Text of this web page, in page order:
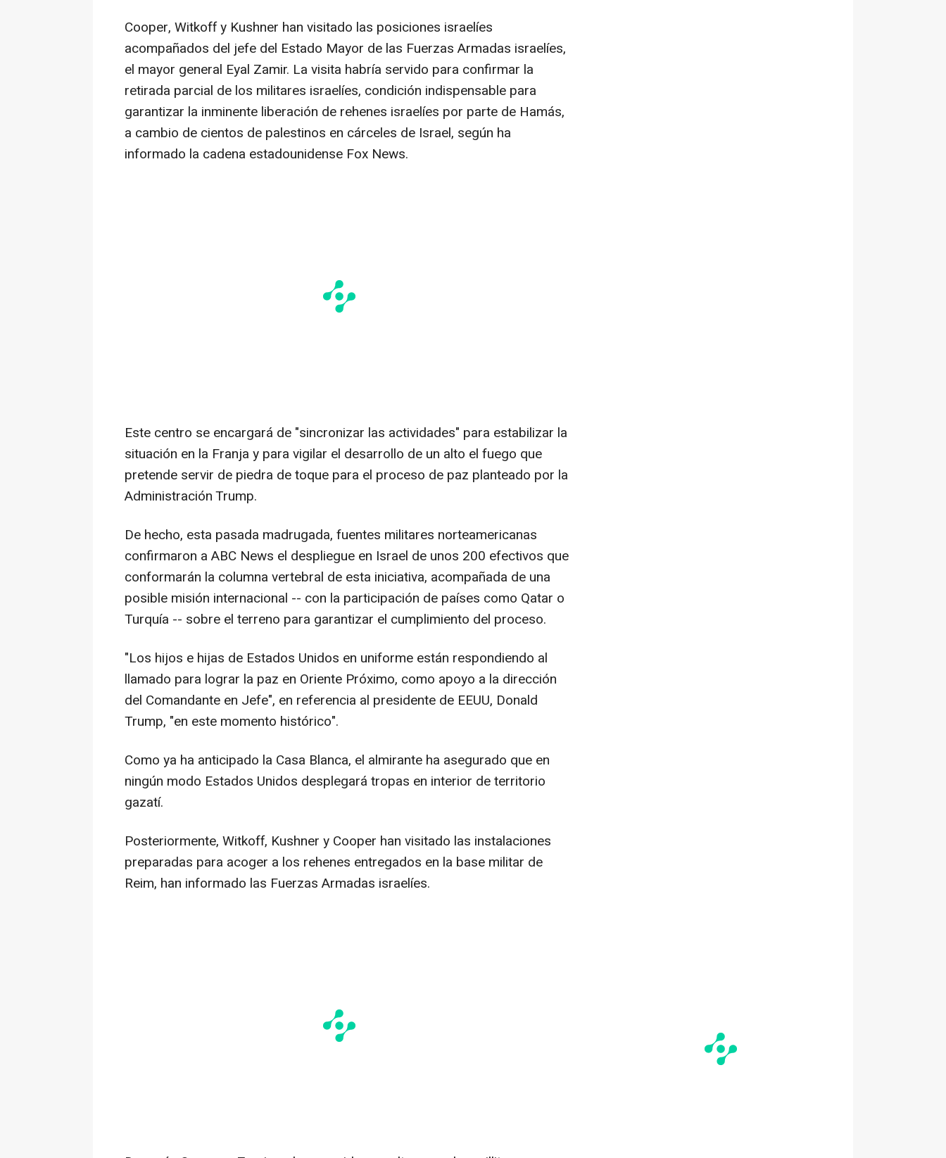
Cooper, Witkoff y Kushner han visitado las posiciones israelíes
acompañados del jefe del Estado Mayor de las Fuerzas Armadas israelíes,
el mayor general Eyal Zamir. La visita habría servido para confirmar la
retirada parcial de los militares israelíes, condición indispensable para
garantizar la inminente liberación de rehenes israelíes por parte de Hamás,
a cambio de cientos de palestinos en cárceles de Israel, según ha
informado la cadena estadounidense Fox News.
Este centro se encargará de "sincronizar las actividades" para estabilizar la
situación en la Franja y para vigilar el desarrollo de un alto el fuego que
pretende servir de piedra de toque para el proceso de paz planteado por la
Administración Trump.
De hecho, esta pasada madrugada, fuentes militares norteamericanas
confirmaron a ABC News el despliegue en Israel de unos 200 efectivos que
conformarán la columna vertebral de esta iniciativa, acompañada de una
posible misión internacional -- con la participación de países como Qatar o
Turquía -- sobre el terreno para garantizar el cumplimiento del proceso.
"Los hijos e hijas de Estados Unidos en uniforme están respondiendo al
llamado para lograr la paz en Oriente Próximo, como apoyo a la dirección
del Comandante en Jefe", en referencia al presidente de EEUU, Donald
Trump, "en este momento histórico".
Como ya ha anticipado la Casa Blanca, el almirante ha asegurado que en
ningún modo Estados Unidos desplegará tropas en interior de territorio
gazatí.
Posteriormente, Witkoff, Kushner y Cooper han visitado las instalaciones
preparadas para acoger a los rehenes entregados en la base militar de
Reim, han informado las Fuerzas Armadas israelíes.